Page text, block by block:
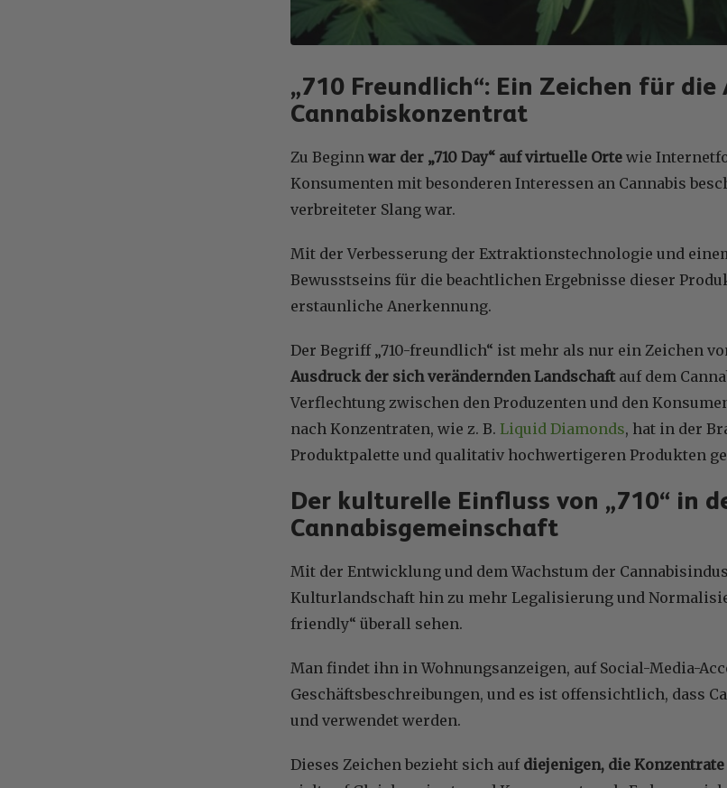
„710 Freundlich“: Ein Zeichen für die
Cannabiskonzentrat
Zu Beginn war der „710 Day“ auf virtuelle Orte wie
Konsumenten mit besonderen Interessen an Cannabis
verbreiteter Slang war.
Mit der Verbesserung der Extraktionstechnologie und
Bewusstseins für die beachtlichen Ergebnisse dieser
erstaunliche Anerkennung.
Der Begriff „710-freundlich“ ist mehr als nur ein Zeichen
Ausdruck der sich verändernden Landschaftauf dem
Verflechtung zwischen den Produzenten und den
nach Konzentraten, wie z. B. Liquid Diamonds, hat in der
Produktpalette und qualitativ hochwertigeren Produkten
Der kulturelle Einfluss von „710“ in
Cannabisgemeinschaft
Mit der Entwicklung und dem Wachstum der
Kulturlandschaft hin zu mehr Legalisierung und
friendly“ überall sehen.
Man findet ihn in Wohnungsanzeigen, auf Social-Media-
Geschäftsbeschreibungen, und es ist offensichtlich, dass
und verwendet werden.
Dieses Zeichen bezieht sich auf diejenigen, die